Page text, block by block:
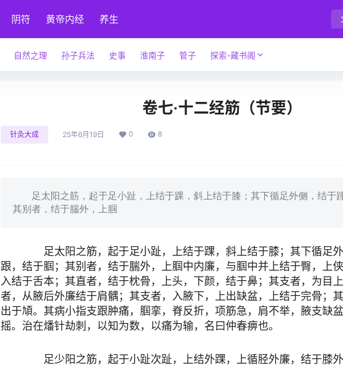
阴符 黄帝内经 养生
自然之理 孙子兵法 史事 淮南子 管子 探索-藏书阁
卷七·十二经筋（节要）
针灸大成 25年6月19日 0 8
足太阳之筋，起于足小趾，上结于踝，斜上结于膝；其下循足外侧，结于
其别者，结于腨外，上腘
足太阳之筋，起于足小趾，上结于踝，斜上结于膝；其下循足
跟，结于腘；其别者，结于腨外，上腘中内廉，与腘中并上结于臀，上
入结于舌本；其直者，结于枕骨，上头，下颜，结于鼻；其支者，为目
者，从腋后外廉结于肩髃；其支者，入腋下，上出缺盆，上结于完骨；
出于頄。其病小指支跟肿痛，腘挛，脊反折，项筋急，肩不举，腋支缺
摇。治在燔针劫刺，以知为数，以痛为输，名曰仲春痹也。
足少阳之筋，起于小趾次趾，上结外踝，上循胫外廉，结于膝